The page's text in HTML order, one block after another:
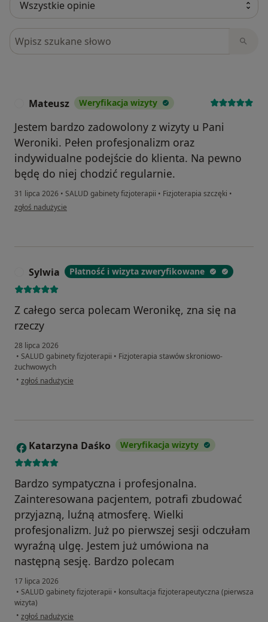
Szukaj w opiniach
Mateusz Weryfikacja wizyty
Jestem bardzo zadowolony z wizyty u Pani
Weroniki. Pełen profesjonalizm oraz
indywidualne podejście do klienta. Na pewno
będę do niej chodzić regularnie.
31 lipca 2026 • SALUD gabinety fizjoterapii • Fizjoterapia szczęki •
w opinii użytkownika Mateusz
zgłoś nadużycie
Sylwia Płatność i wizyta zweryfikowane
Z całego serca polecam Weronikę, zna się na
rzeczy
28 lipca 2026
• SALUD gabinety fizjoterapii • Fizjoterapia stawów skroniowo-
żuchwowych
• w opinii użytkownika Sylwia
zgłoś nadużycie
K Katarzyna Daśko Weryfikacja wizyty
Bardzo sympatyczna i profesjonalna.
Zainteresowana pacjentem, potrafi zbudować
przyjazną, luźną atmosferę. Wielki
profesjonalizm. Już po pierwszej sesji odczułam
wyraźną ulgę. Jestem już umówiona na
następną sesję. Bardzo polecam
17 lipca 2026
• SALUD gabinety fizjoterapii • konsultacja fizjoterapeutyczna (pierwsza
wizyta)
• w opinii użytkownika Katarzyna Daśko
zgłoś nadużycie